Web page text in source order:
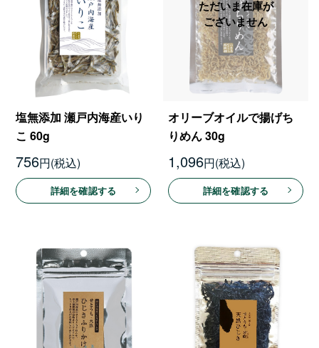
塩無添加 瀬戸内海産いり
こ 60g
756円
詳細を確認する
オリーブオイルで揚げち
りめん 30g
1,096円
詳細を確認する